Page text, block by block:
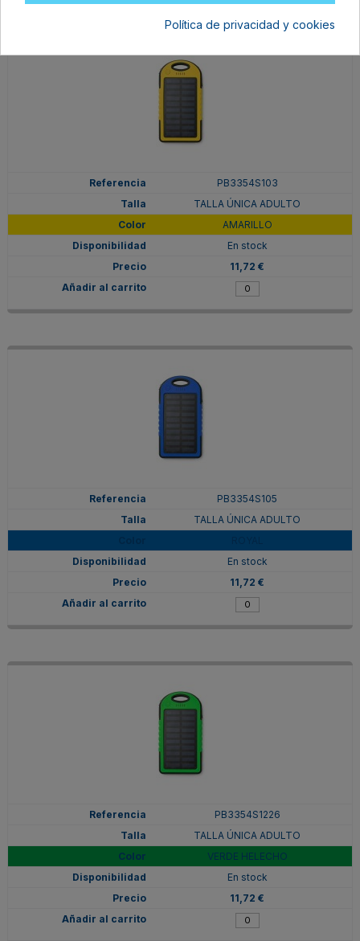
PB3354S103
TALLA ÚNICA ADULTO
AMARILLO
En stock
11,72 €
PB3354S105
TALLA ÚNICA ADULTO
En stock
11,72 €
PB3354S1226
TALLA ÚNICA ADULTO
VERDE HELECHO
En stock
11,72 €
Política de privacidad y cookies